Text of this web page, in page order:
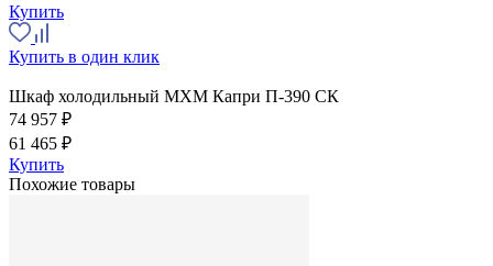
Купить
Купить в один клик
Шкаф холодильный МХМ Капри П-390 СК
74 957 ₽
61 465 ₽
Купить
Похожие товары